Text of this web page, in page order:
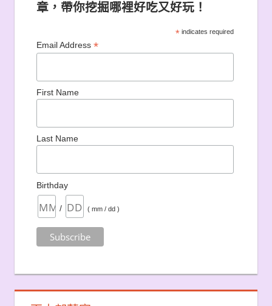
章，帶你挖掘哪裡好吃又好玩！
*indicates required
Email Address *
First Name
Last Name
Birthday
/ ( mm / dd )